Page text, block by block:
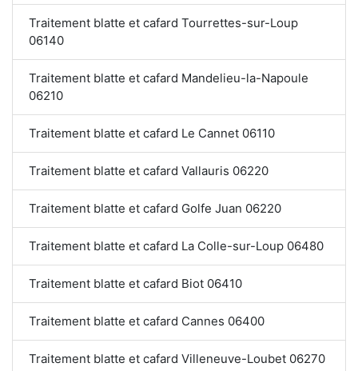
Traitement blatte et cafard Tourrettes-sur-Loup
06140
Traitement blatte et cafard Mandelieu-la-Napoule
06210
Traitement blatte et cafard Le Cannet 06110
Traitement blatte et cafard Vallauris 06220
Traitement blatte et cafard Golfe Juan 06220
Traitement blatte et cafard La Colle-sur-Loup 06480
Traitement blatte et cafard Biot 06410
Traitement blatte et cafard Cannes 06400
Traitement blatte et cafard Villeneuve-Loubet 06270